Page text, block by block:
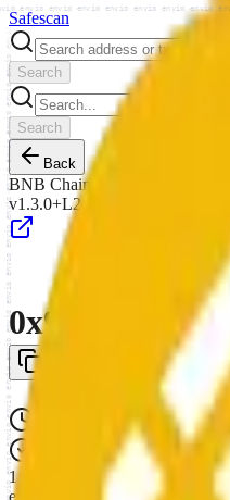
Safescan
Search
Search
Back
BNB Chain
v1.3.0+L2
Jul 8, 2026, 12:21
1
executions
envio envio envio